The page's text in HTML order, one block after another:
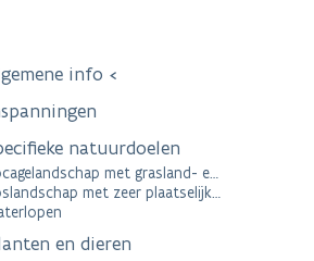
info
natuurdoelen
met grasland- en moerasvegetaties
met zeer plaatselijke heidekernen
en dieren